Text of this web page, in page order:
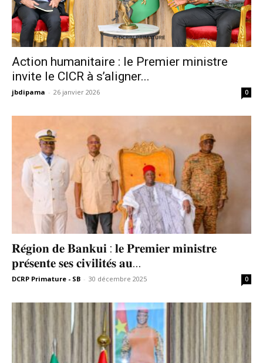
Action humanitaire : le Premier ministre
invite le CICR à s’aligner...
jbdipama - 26 janvier 2026 0
𝐑𝐞́𝐠𝐢𝐨𝐧 𝐝𝐞 𝐁𝐚𝐧𝐤𝐮𝐢 : 𝐥𝐞 𝐏𝐫𝐞𝐦𝐢𝐞𝐫 𝐦𝐢𝐧𝐢𝐬𝐭𝐫𝐞
𝐩𝐫𝐞́𝐬𝐞𝐧𝐭𝐞 𝐬𝐞𝐬 𝐜𝐢𝐯𝐢𝐥𝐢𝐭𝐞́𝐬 𝐚𝐮...
DCRP Primature - SB - 30 décembre 2025 0